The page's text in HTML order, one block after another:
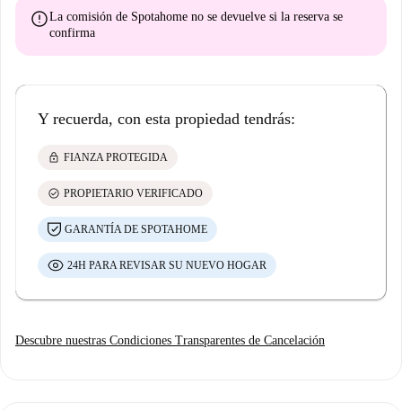
errorLa comisión de Spotahome no se devuelve si la reserva se
confirma
Y recuerda, con esta propiedad tendrás:
lock FIANZA PROTEGIDA
check_circle PROPIETARIO VERIFICADO
GARANTÍA DE SPOTAHOME
24H PARA REVISAR SU NUEVO HOGAR
Descubre nuestras Condiciones Transparentes de Cancelación